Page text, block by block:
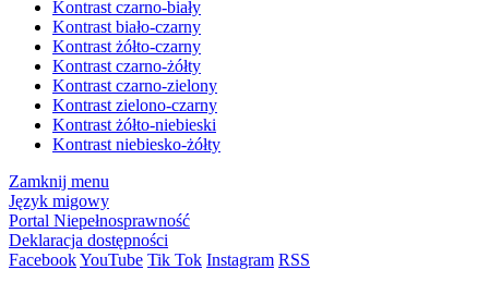
Kontrast czarno-biały
Kontrast biało-czarny
Kontrast żółto-czarny
Kontrast czarno-żółty
Kontrast czarno-zielony
Kontrast zielono-czarny
Kontrast żółto-niebieski
Kontrast niebiesko-żółty
Zamknij menu
Język migowy
Portal Niepełnosprawność
Deklaracja dostępności
FacebookYouTube Tik Tok Instagram RSS